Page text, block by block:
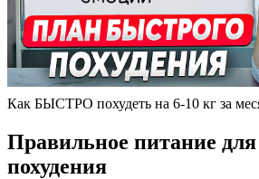
Как БЫСТРО похудеть на 6-10 кг за
Правильное питание
похудения